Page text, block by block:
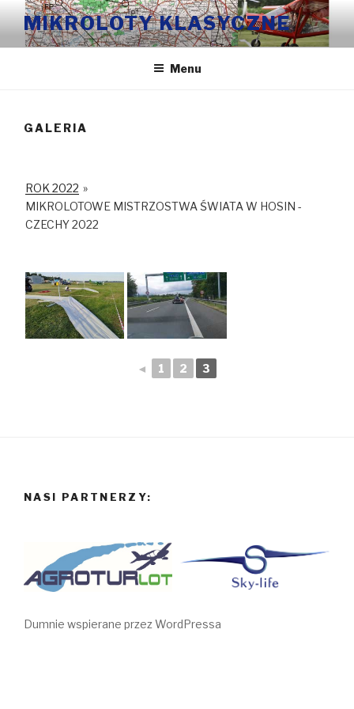
Przeskocz
treści
MIKROLOTY KLASYCZNE
Menu
GALERIA
ROK 2022 »
MIKROLOTOWE MISTRZOSTWA ŚWIATA W HOSIN -
CZECHY 2022
◄ 1 2 3
NASI PARTNERZY:
Dumnie wspierane przez WordPressa